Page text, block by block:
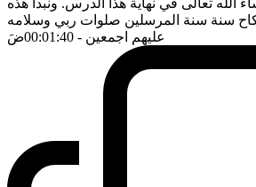
الله تعالى في نهاية هذا الدرس. ونبدأ هذه
سنة سنة المرسلين صلوات ربي وسلامه
عليهم اجمعين - 00:01:40 ضَ